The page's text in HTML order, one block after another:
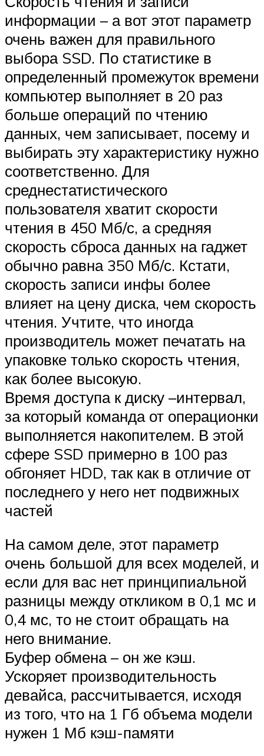
информации – а вот этот параметр
очень важен для правильного
выбора SSD. По статистике в
определенный промежуток времени
компьютер выполняет в 20 раз
больше операций по чтению
данных, чем записывает, посему и
выбирать эту характеристику нужно
соответственно. Для
среднестатистического
пользователя хватит скорости
чтения в 450 Мб/с, а средняя
скорость сброса данных на гаджет
обычно равна 350 Мб/с. Кстати,
скорость записи инфы более
влияет на цену диска, чем скорость
чтения. Учтите, что иногда
производитель может печатать на
упаковке только скорость чтения,
как более высокую.
Время доступа к диску –интервал,
за который команда от операционки
выполняется накопителем. В этой
сфере SSD примерно в 100 раз
обгоняет HDD, так как в отличие от
последнего у него нет подвижных
частей
На самом деле, этот параметр
очень большой для всех моделей, и
если для вас нет принципиальной
разницы между откликом в 0,1 мс и
0,4 мс, то не стоит обращать на
него внимание.
Буфер обмена – он же кэш.
Ускоряет производительность
девайса, рассчитывается, исходя
из того, что на 1 Гб объема модели
нужен 1 Мб кэш-памяти